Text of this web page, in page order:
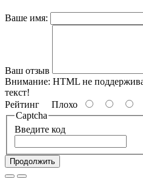
Ваше имя:
Ваш отзыв
Внимание: HTML не
текст!
Рейтинг Плохо
Captcha
Введите код
Продолжить